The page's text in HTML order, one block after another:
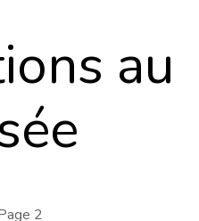
au
2